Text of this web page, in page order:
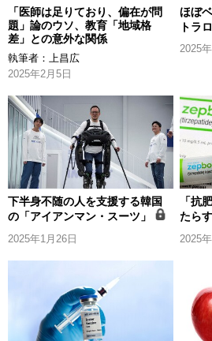
「医師は足りており、偏在が問
題」論のウソ、教育「地域格
差」との意外な関係
執筆者：
上昌広
2025年2月5日
ほぼ
トラ
2025
下半身不随の人を支援する韓国
の「アイアンマン・スーツ」
2025年1月26日
「抗
たら
2025